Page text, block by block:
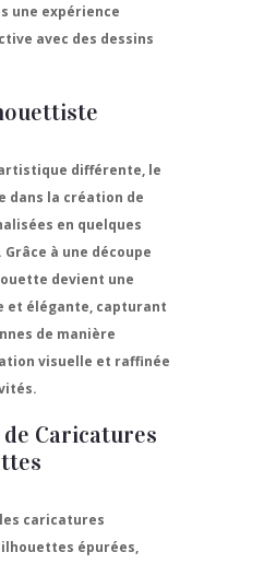
une expérience
avec des dessins
différente, le
dans la création de
en quelques
à une découpe
devient une
et élégante, capturant
de manière
visuelle et raffinée
Caricatures
caricatures
épurées,